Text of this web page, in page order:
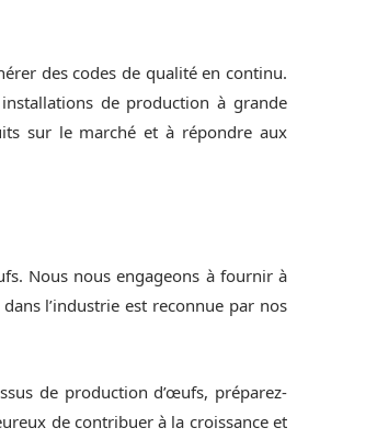
des codes de qualité en continu.
de production à grande
sur le marché et à répondre aux
Nous nous engageons à fournir à
l’industrie est reconnue par nos
de production d’œufs, préparez-
de contribuer à la croissance et